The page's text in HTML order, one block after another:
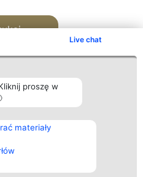
Live chat
proszę w
materiały
Kontakt
Kontakt